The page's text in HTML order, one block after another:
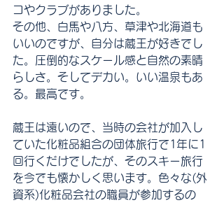
コやクラブがありました。
その他、白馬や八方、草津や北海道も
いいのですが、自分は蔵王が好きでし
た。圧倒的なスケール感と自然の素晴
らしさ。そしてデカい。いい温泉もあ
る。最高です。
蔵王は遠いので、当時の会社が加入し
ていた化粧品組合の団体旅行で1年に1
回行くだけでしたが、そのスキー旅行
を今でも懐かしく思います。色々な(外
資系)化粧品会社の職員が参加するの